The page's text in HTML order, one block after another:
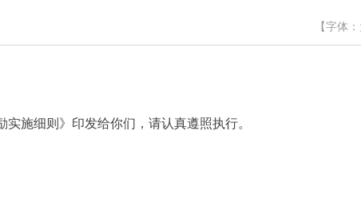
【字体：
施细则》印发给你们，请认真遵照执行。